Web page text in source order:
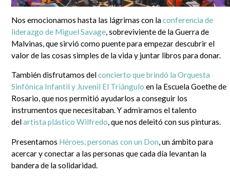
TECNOLOGÍA >
MI HISTORIA
Guillermo Tornatore
Nací un 30 de octubre de 1966 cuando este mundo era muy distinto. Dependiendo desde el lado
que se lo mire, era un mundo más sencillo y más redondo, donde todo quedaba lejos y la demora en
Leer completa...
SEGUIME
Nos emocionamos hasta las lágrimas con laconferencia de
liderazgo de Miguel Savage, sobreviviente de la Guerra de
Malvinas, que sirvió como puente para empezar descubrir el
valor de las cosas simples de la vida y juntar libros para donar.
También disfrutamos delconcierto que brindó la Orquesta
Sinfónica Infantil y Juvenil El Triángulo en la Escuela Goethe de
Rosario, que nos permitió ayudarlos a conseguir los
instrumentos que necesitaban. Y admiramos el talento
delartista plástico Wilfredo, que nos deleitó con sus pinturas.
Presentamos Héroes, personas con un Don, un ámbito para
acercar y conectar a las personas que cada día levantan la
bandera de la solidaridad.